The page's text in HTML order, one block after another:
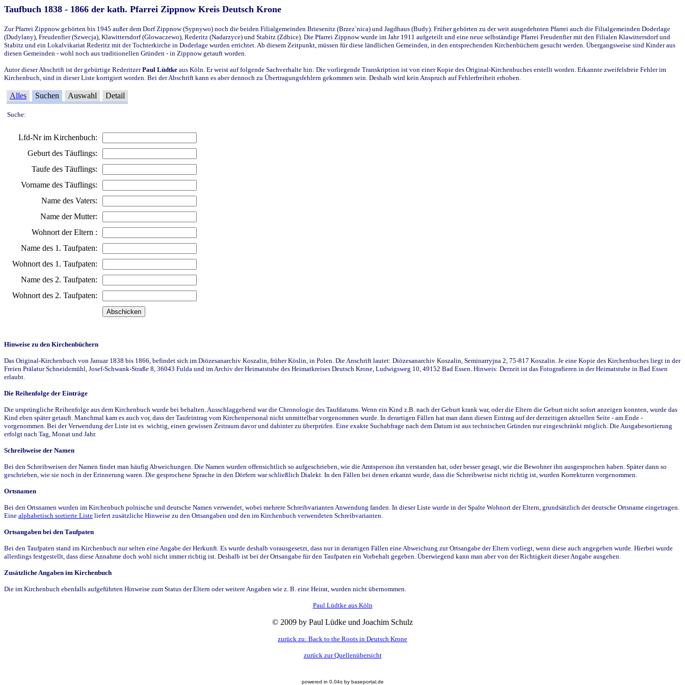
Taufbuch 1838 - 1866 der kath. Pfarrei Zippnow Kreis Deutsch Krone
Zur Pfarrei Zippnow gehörten bis 1945 außer dem Dorf Zippnow (Sypnywo) noch die beiden Filialgemeinden Briesenitz (Brzez`nica) und Jagdhaus (Budy). Früher gehörten zu der weit ausgedehnten Pfarrei auch die Filialgemeinden Doderlage
(Dudylany), Freudenfier (Szwecja), Klawittersdorf (Glowaczewo), Rederitz (Nadarzyce) und Stabitz (Zdbice). Die Pfarrei Zippnow wurde im Jahr 1911 aufgeteilt und eine neue selbständige Pfarrei Freudenfier mit den Filialen Klawittersdorf und
Stabitz und ein Lokalvikariat Rederitz mit der Tochterkirche in Doderlage wurden errichtet. Ab diesem Zeitpunkt, müssen für diese ländlichen Gemeinden, in den entsprechenden Kirchenbüchern gesucht werden. Übergangsweise sind Kinder aus
diesen Gemeinden - wohl noch aus traditionellen Gründen - in Zippnow getauft worden.
Autor dieser Abschrift ist der gebürtige RederitzerPaul Lüdtke aus Köln. Er weist auf folgende Sachverhalte hin: Die vorliegende Transkription ist von einer Kopie des Original-Kirchenbuches erstellt worden. Erkannte zweifelsfreie Fehler im
Kirchenbuch, sind in dieser Liste korrigiert worden. Bei der Abschrift kann es aber dennoch zu Übertragungsfehlern gekommen sein. Deshalb wird kein Anspruch auf Fehlerfreiheit erhoben.
Alles Suchen Auswahl Detail
Suche:
Lfd-Nr im Kirchenbuch:
Geburt des Täuflings:
Taufe des Täuflings:
Vorname des Täuflings:
Name des Vaters:
Name der Mutter:
Wohnort der Eltern :
Name des 1. Taufpaten:
Wohnort des 1. Taufpaten:
Name des 2. Taufpaten:
Wohnort des 2. Taufpaten:
Hinweise zu den Kirchenbüchern
Das Original-Kirchenbuch von Januar 1838 bis 1866, befindet sich im Diözesanarchiv Koszalin, früher Köslin, in Polen. Die Anschrift lautet: Diözesanarchiv Koszalin, Seminarryjna 2, 75-817 Koszalin. Je eine Kopie des Kirchenbuches liegt in der
Freien Prälatur Schneidemühl, Josef-Schwank-Straße 8, 36043 Fulda und im Archiv der Heimatstube des Heimatkreises Deutsch Krone, Ludwigsweg 10, 49152 Bad Essen. Hinweis: Derzeit ist das Fotografieren in der Heimatstube in Bad Essen
erlaubt.
Die Reihenfolge der Einträge
Die ursprüngliche Reihenfolge aus dem Kirchenbuch wurde bei behalten. Ausschlaggebend war die Chronologie des Taufdatums. Wenn ein Kind z.B. nach der Geburt krank war, oder die Eltern die Geburt nicht sofort anzeigen konnten, wurde das
Kind eben später getauft. Manchmal kam es auch vor, dass der Taufeintrag vom Kirchenpersonal nicht unmittelbar vorgenommen wurde. In derartigen Fällen hat man dann diesen Eintrag auf der derzeitigen aktuellen Seite - am Ende -
vorgenommen. Bei der Verwendung der Liste ist es wichtig, einen gewissen Zeitraum davor und dahinter zu überprüfen. Eine exakte Suchabfrage nach dem Datum ist aus technischen Gründen nur eingeschränkt möglich. Die Ausgabesortierung
erfolgt nach Tag, Monat und Jahr.
Schreibweise der Namen
Bei den Schreibweisen der Namen findet man häufig Abweichungen. Die Namen wurden offensichtlich so aufgeschrieben, wie die Amtsperson ihn verstanden hat, oder besser gesagt, wie die Bewohner ihn ausgesprochen haben. Später dann so
geschrieben, wie sie noch in der Erinnerung waren. Die gesprochene Sprache in den Dörfern war schließlich Dialekt. In den Fällen bei denen erkannt wurde, dass die Schreibweise nicht richtig ist, wurden Korrekturen vorgenommen.
Ortsnamen
Bei den Ortsnamen wurden im Kirchenbuch polnische und deutsche Namen verwendet, wobei mehrere Schreibvarianten Anwendung fanden. In dieser Liste wurde in der Spalte Wohnort der Eltern, grundsätzlich der deutsche Ortsname eingetragen.
Eine alphabetisch sortierte Liste liefert zusätzliche Hinweise zu den Ortsangaben und den im Kirchenbuch verwendeten Schreibvarianten.
Ortsangaben bei den Taufpaten
Bei den Taufpaten stand im Kirchenbuch nur selten eine Angabe der Herkunft. Es wurde deshalb vorausgesetzt, dass nur in derartigen Fällen eine Abweichung zur Ortsangabe der Eltern vorliegt, wenn diese auch angegeben wurde. Hierbei wurde
allerdings festgestellt, dass diese Annahme doch wohl nicht immer richtig ist. Deshalb ist bei der Ortsangabe für den Taufpaten ein Vorbehalt gegeben. Überwiegend kann man aber von der Richtigkeit dieser Angabe ausgehen.
Zusätzliche Angaben im Kirchenbuch
Die im Kirchenbuch ebenfalls aufgeführten Hinweise zum Status der Eltern oder weitere Angaben wie z. B. eine Heirat, wurden nicht übernommen.
Paul Lüdtke aus Köln
© 2009 by Paul Lüdke und Joachim Schulz
zurück zu: Back to the Roots in Deutsch Krone
zurück zur Quellenübersicht
powered in 0.04s by baseportal.de